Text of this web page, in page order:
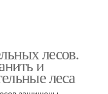
лесов.
и
леса